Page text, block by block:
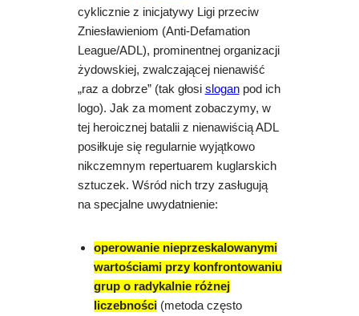
cyklicznie z inicjatywy Ligi przeciw
Zniesławieniom (Anti-Defamation
League/ADL), prominentnej organizacji
żydowskiej, zwalczającej nienawiść
„raz a dobrze” (tak głosi sloganpod ich
logo). Jak za moment zobaczymy, w
tej heroicznej batalii z nienawiścią ADL
posiłkuje się regularnie wyjątkowo
nikczemnym repertuarem kuglarskich
sztuczek. Wśród nich trzy zasługują
na specjalne uwydatnienie:
operowanie nieprzeskalowanymi
wartościami przy konfrontowaniu
grup o radykalnie różnej
liczebności(metoda często